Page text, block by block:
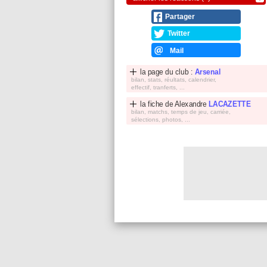
Partager
Twitter
Mail
la page du club : Arsenal
bilan, stats, réultats, calendrier,
effectif, tranferts, ...
la fiche de Alexandre LACAZETTE
bilan, matchs, temps de jeu, carriée,
sélections, photos, ...